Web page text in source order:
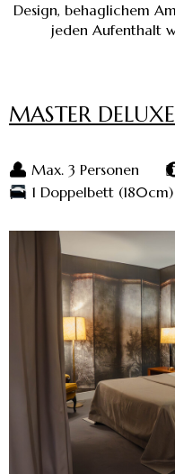
Design, behaglichem
jeden Aufenthalt
MASTER
Max. 3 Personen
1 Doppelbett (180cm)